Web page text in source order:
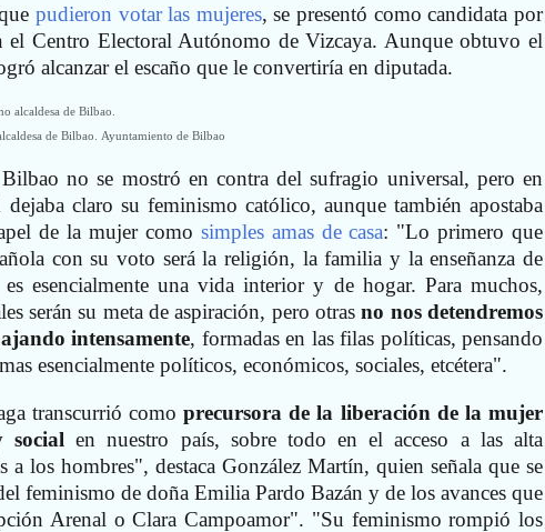
pudieron votar las mujeres, se presentó como candidata por
el Centro Electoral Autónomo de Vizcaya. Aunque obtuvo el
alcanzar el escaño que le convertiría en diputada.
de Bilbao. Ayuntamiento de Bilbao
no se mostró en contra del sufragio universal, pero en
claro su feminismo católico, aunque también apostaba
de la mujer como simples amas de casa: "Lo primero que
con su voto será la religión, la familia y la enseñanza de
esencialmente una vida interior y de hogar. Para muchos,
serán su meta de aspiración, pero otrasno nos detendremos
intensamente, formadas en las filas políticas, pensando
esencialmente políticos, económicos, sociales, etcétera".
transcurrió comoprecursora de la liberación de la mujer
en nuestro país, sobre todo en el acceso a las alta
a los hombres", destaca González Martín, quien señala que se
feminismo de doña Emilia Pardo Bazán y de los avances que
Arenal o Clara Campoamor". "Su feminismo rompió los